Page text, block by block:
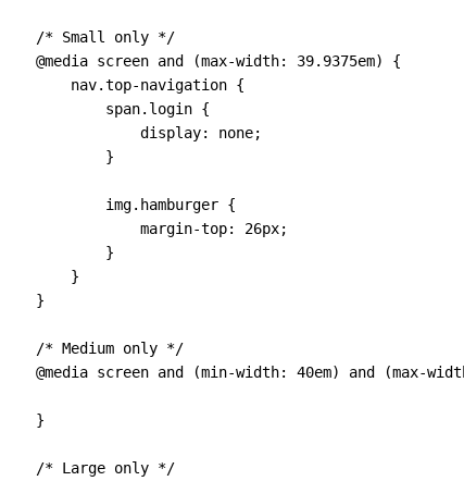
    /* Small only */
    @media screen and (max-width: 39.9375em) {
        nav.top-navigation {
            span.login {
                display: none;
            }
            img.hamburger {
                margin-top: 26px;
            }
        }
    }
    /* Medium only */
@media screen and (min-width: 40em) and (max-
    }
    /* Large only */